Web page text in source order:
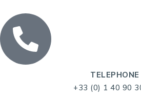
TELEPHONE
+33 (0) 1 40 90